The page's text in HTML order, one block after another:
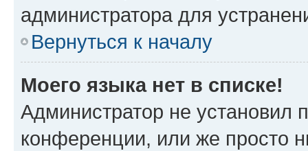
администратора для
Вернуться к началу
Моего языка нет в списке!
Администратор не установил
конференции, или же просто